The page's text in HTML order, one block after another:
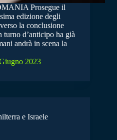
Prosegue il
edizione degli
la conclusione
turno d’anticipo ha già
andrà in scena la
2023
e Israele